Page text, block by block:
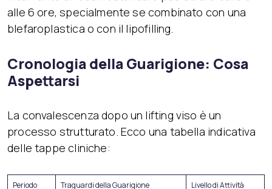
alle 6 ore, specialmente se combinato con una
blefaroplastica o con il lipofilling.
Cronologia della Guarigione: Cosa
Aspettarsi
La convalescenza dopo un lifting viso è un
processo strutturato. Ecco una tabella indicativa
delle tappe cliniche:
Periodo Traguardi della Guarigione Livello di Attività